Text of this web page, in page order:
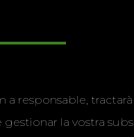
a responsable,
la vostra